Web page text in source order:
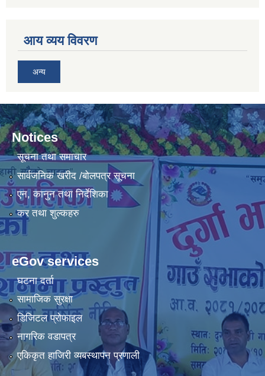
आय व्यय विवरण
अन्य
Notices
सूचना तथा समाचार
सार्वजनिक खरीद /बोलपत्र सूचना
एन, कानुन तथा निर्देशिका
कर तथा शुल्कहरु
eGov services
घटना दर्ता
सामाजिक सुरक्षा
डिजिटल प्रोफाइल
नागरिक वडापत्र
एकिकृत हाजिरी व्यबस्थापन प्रणाली